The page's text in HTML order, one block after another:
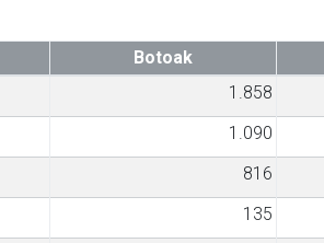
Botoak
1.858
1.090
816
135